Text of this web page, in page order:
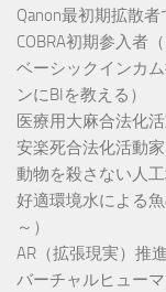
Qanon最初期拡散者
COBRA初期参入者
ベーシックインカ
ンにBIを教える）
医療用大麻合法化
安楽死合法化活動家
動物を殺さない人
好適環境水による
～）
AR（拡張現実）推
バーチャルヒュー